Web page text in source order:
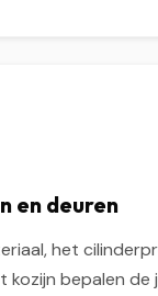
en deuren
het
kozijn bepalen de